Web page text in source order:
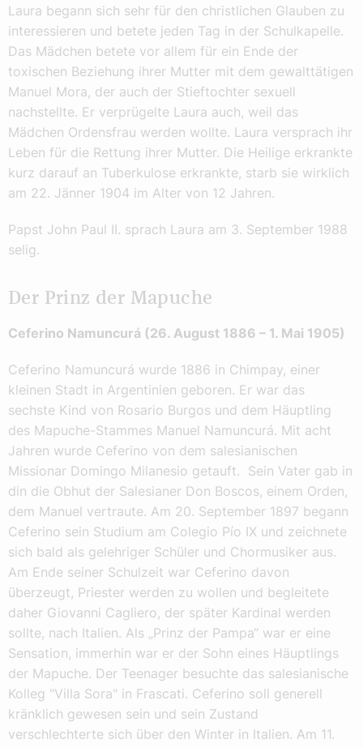
Laura begann sich sehr für den christlichen Glauben zu
interessieren und betete jeden Tag in der Schulkapelle.
Das Mädchen betete vor allem für ein Ende der
toxischen Beziehung ihrer Mutter mit dem gewalttätigen
Manuel Mora, der auch der Stieftochter sexuell
nachstellte. Er verprügelte Laura auch, weil das
Mädchen Ordensfrau werden wollte. Laura versprach ihr
Leben für die Rettung ihrer Mutter. Die Heilige erkrankte
kurz darauf an Tuberkulose erkrankte, starb sie wirklich
am 22. Jänner 1904 im Alter von 12 Jahren.
Papst John Paul II. sprach Laura am 3. September 1988
selig.
Der Prinz der Mapuche
Ceferino Namuncurá (26. August 1886 – 1. Mai 1905)
Ceferino Namuncurá wurde 1886 in Chimpay, einer
kleinen Stadt in Argentinien geboren. Er war das
sechste Kind von Rosario Burgos und dem Häuptling
des Mapuche-Stammes Manuel Namuncurá. Mit acht
Jahren wurde Ceferino von dem salesianischen
Missionar Domingo Milanesio getauft. Sein Vater gab in
din die Obhut der Salesianer Don Boscos, einem Orden,
dem Manuel vertraute. Am 20. September 1897 begann
Ceferino sein Studium am Colegio Pío IX und zeichnete
sich bald als gelehriger Schüler und Chormusiker aus.
Am Ende seiner Schulzeit war Ceferino davon
überzeugt, Priester werden zu wollen und begleitete
daher Giovanni Cagliero, der später Kardinal werden
sollte, nach Italien. Als „Prinz der Pampa“ war er eine
Sensation, immerhin war er der Sohn eines Häuptlings
der Mapuche. Der Teenager besuchte das salesianische
Kolleg "Villa Sora" in Frascati. Ceferino soll generell
kränklich gewesen sein und sein Zustand
verschlechterte sich über den Winter in Italien. Am 11.